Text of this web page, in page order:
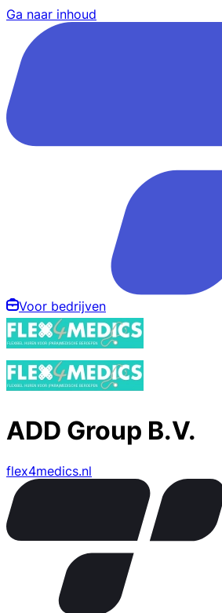
Ga naar inhoud
Voor bedrijven
ADD Group B.V.
flex4medics.nl